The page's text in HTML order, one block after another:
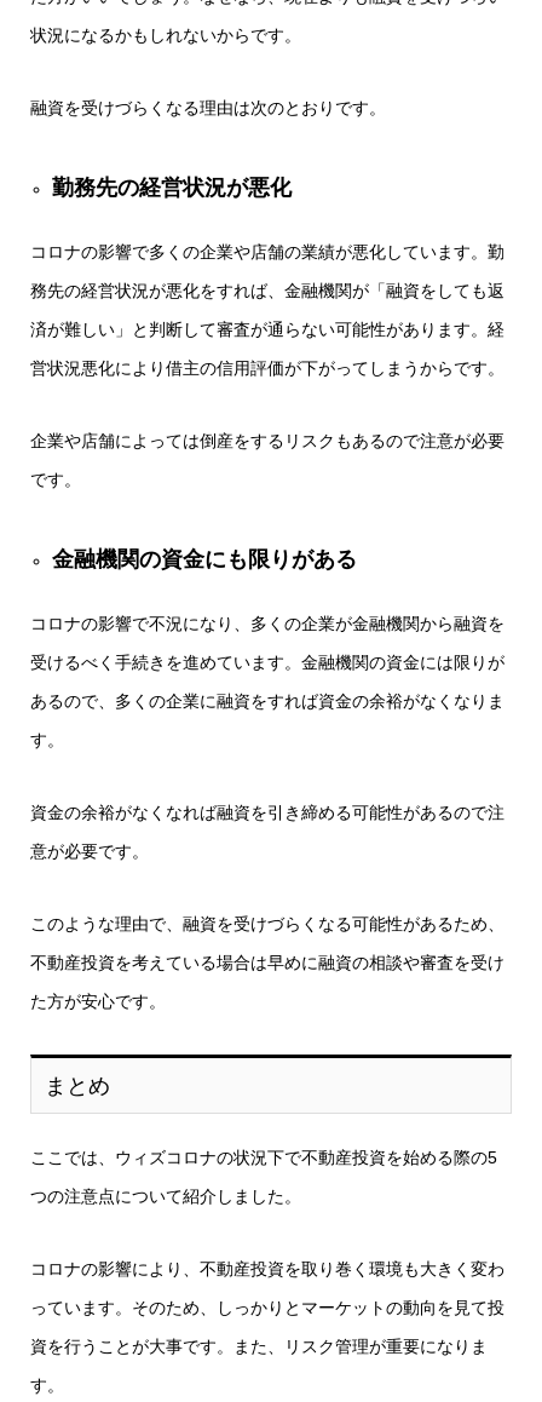
状況になるかもしれないからです。
融資を受けづらくなる理由は次のとおりです。
勤務先の経営状況が悪化
コロナの影響で多くの企業や店舗の業績が悪化しています。勤
務先の経営状況が悪化をすれば、金融機関が「融資をしても返
済が難しい」と判断して審査が通らない可能性があります。経
営状況悪化により借主の信用評価が下がってしまうからです。
企業や店舗によっては倒産をするリスクもあるので注意が必要
です。
金融機関の資金にも限りがある
コロナの影響で不況になり、多くの企業が金融機関から融資を
受けるべく手続きを進めています。金融機関の資金には限りが
あるので、多くの企業に融資をすれば資金の余裕がなくなりま
す。
資金の余裕がなくなれば融資を引き締める可能性があるので注
意が必要です。
このような理由で、融資を受けづらくなる可能性があるため、
不動産投資を考えている場合は早めに融資の相談や審査を受け
た方が安心です。
まとめ
ここでは、ウィズコロナの状況下で不動産投資を始める際の5
つの注意点について紹介しました。
コロナの影響により、不動産投資を取り巻く環境も大きく変わ
っています。そのため、しっかりとマーケットの動向を見て投
資を行うことが大事です。また、リスク管理が重要になりま
す。